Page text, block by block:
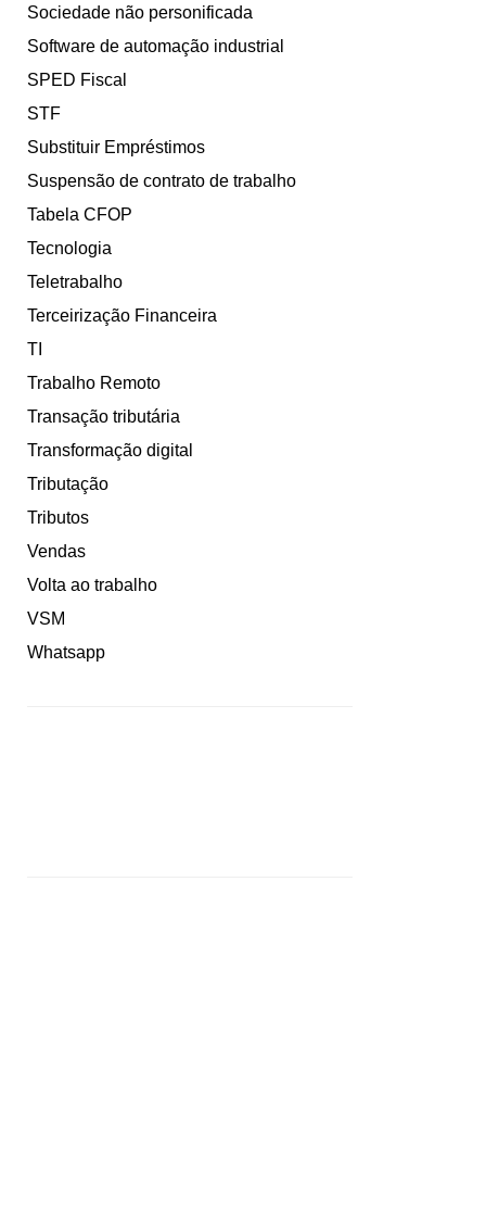
Sociedade não personificada
Software de automação industrial
SPED Fiscal
STF
Substituir Empréstimos
Suspensão de contrato de trabalho
Tabela CFOP
Tecnologia
Teletrabalho
Terceirização Financeira
TI
Trabalho Remoto
Transação tributária
Transformação digital
Tributação
Tributos
Vendas
Volta ao trabalho
VSM
Whatsapp